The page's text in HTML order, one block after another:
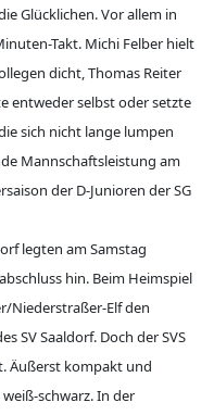
Glücklichen. Vor allem in
Takt. Michi Felber hielt
dicht, Thomas Reiter
entweder selbst oder setzte
sich nicht lange lumpen
Mannschaftsleistung am
der D-Junioren der SG
legten am Samstag
hin. Beim Heimspiel
Niederstraßer-Elf den
SV Saaldorf. Doch der SVS
Äußerst kompakt und
schwarz. In der